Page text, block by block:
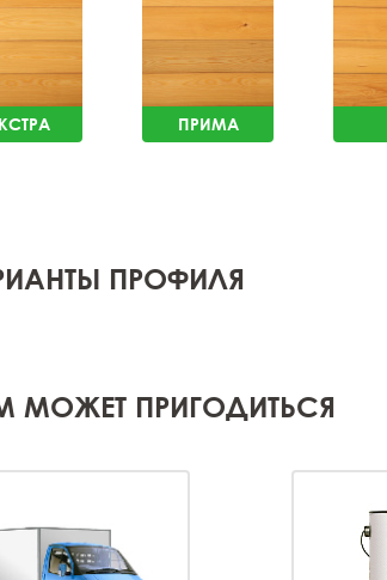
ПРИМА
ПРОФИЛЯ
МОЖЕТ ПРИГОДИТЬСЯ